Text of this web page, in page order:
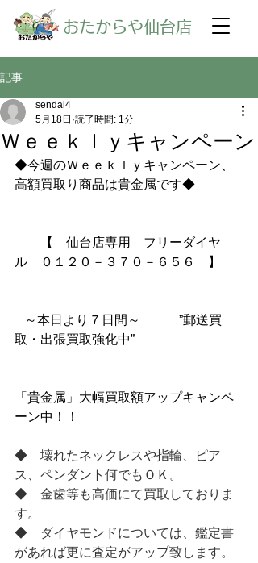
​おたからや仙台店
記事
Ｗｅｅｋｌｙキャンペーン
sendai4
5月18日 読了時間: 1分
◆今週のＷｅｅｋｌｙキャンペーン、
高額買取り商品は貴金属です◆
【　仙台店専用　フリーダイヤ
ル　０１２０－３７０－６５６　】
～本日より７日間～　　　”郵送買
取・出張買取強化中”
「貴金属」大幅買取額アップキャンペ
ーン中！！
◆　壊れたネックレスや指輪、ピア
ス、ペンダント何でもＯＫ。
◆　金歯等も高価にて買取しておりま
す。
◆　ダイヤモンドについては、鑑定書
があれば更に査定がアップ致します。